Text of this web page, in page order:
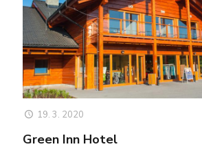
19. 3. 2020
Green Inn Hotel